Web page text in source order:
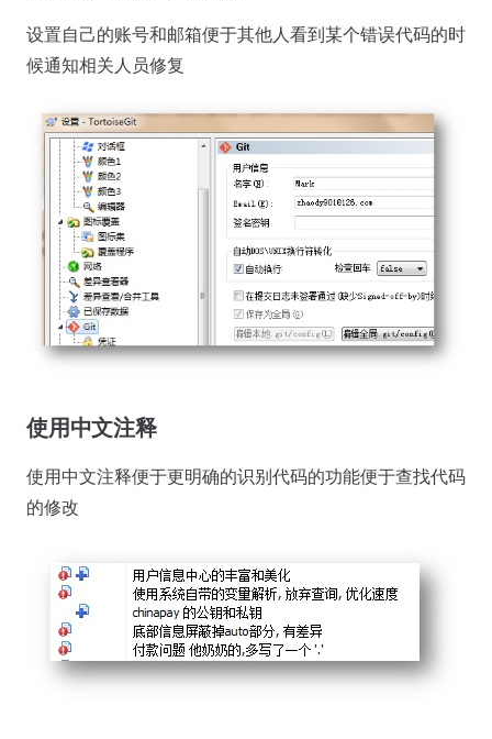
设置自己的账号和邮箱便于其他人看到某个错误代码的时
候通知相关人员修复
使用中文注释
使用中文注释便于更明确的识别代码的功能便于查找代码
的修改